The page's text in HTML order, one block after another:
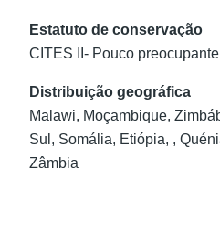
Estatuto de conservação
CITES II- Pouco
Distribuição geográfica
Malawi, Moçambique,
Sul, Somália, Etiópia, ,
Zâmbia